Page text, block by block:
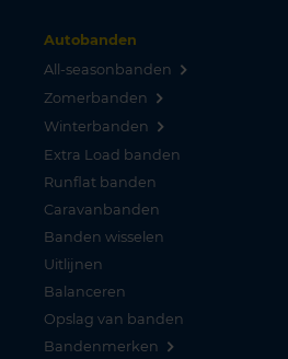
Autobanden
All-seasonbanden
Zomerbanden
Winterbanden
Extra Load banden
Runflat banden
Caravanbanden
Banden wisselen
Uitlijnen
Balanceren
Opslag van banden
Bandenmerken